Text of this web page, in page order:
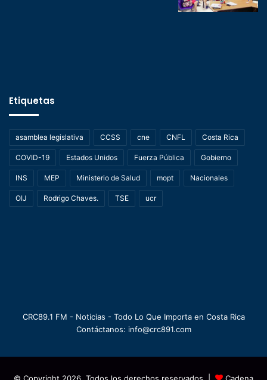
Etiquetas
asamblea legislativa CCSS cne CNFL Costa Rica
COVID-19 Estados Unidos Fuerza Pública Gobierno
INS MEP Ministerio de Salud mopt Nacionales
OIJ Rodrigo Chaves. TSE ucr
CRC89.1 FM - Noticias - Todo Lo Que Importa en Costa Rica
Contáctanos: info@crc891.com